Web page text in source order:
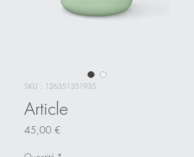
SKU : 126351351935
Article
45,00 €